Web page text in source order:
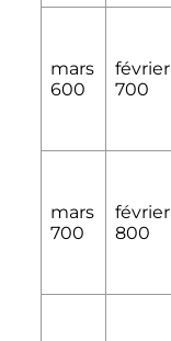
mars
600
février
700
mars
700
février
800